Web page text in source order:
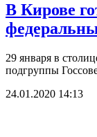
В Кирове
29 января в
подгруппы
24.01.2020 14:13